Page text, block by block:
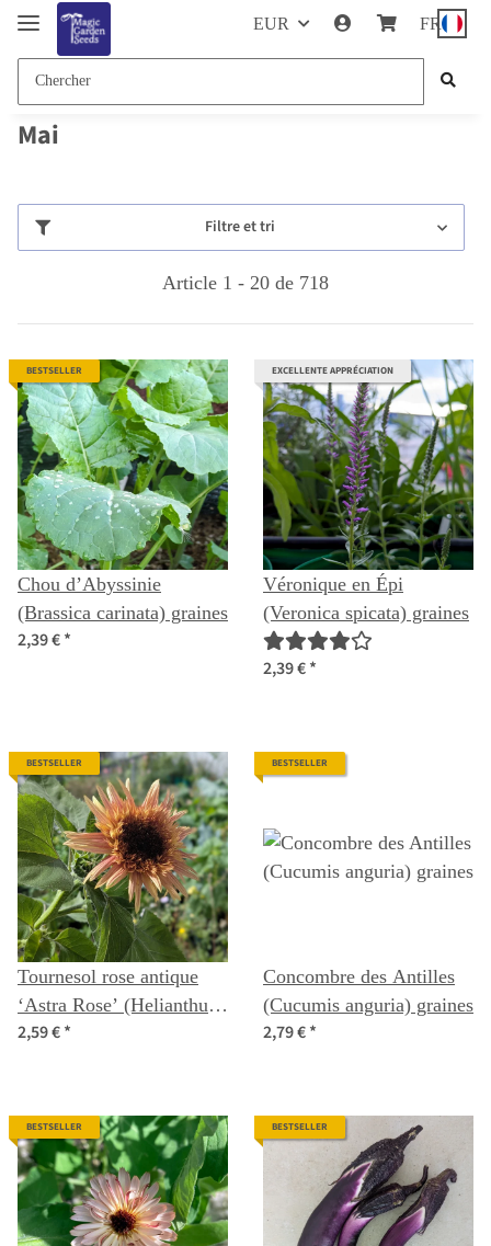
EUR FR
Mai
Filtre et tri
Article 1 - 20 de 718
BESTSELLER
Chou d’Abyssinie
(Brassica carinata) graines
2,39 €*
EXCELLENTE APPRÉCIATION
Véronique en Épi
(Veronica spicata) graines
2,39 €*
BESTSELLER
Tournesol rose antique
‘Astra Rose’ (Helianthus
annuus) graines
2,59 €*
BESTSELLER
Concombre des Antilles
(Cucumis anguria) graines
2,79 €*
BESTSELLER BESTSELLER